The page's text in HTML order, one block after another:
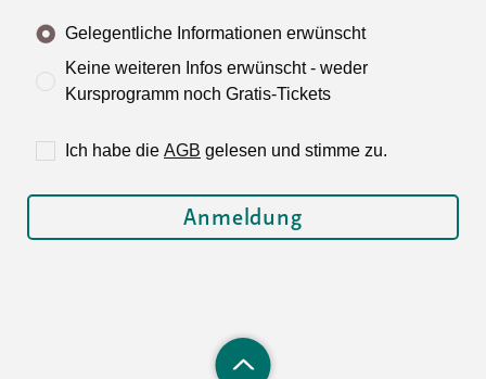
Gelegentliche Informationen erwünscht
Keine weiteren Infos erwünscht - weder
Kursprogramm noch Gratis-Tickets
Ich habe die AGB gelesen und stimme zu.